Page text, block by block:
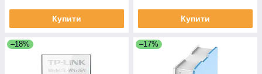
Купити Купити
–18% –17%